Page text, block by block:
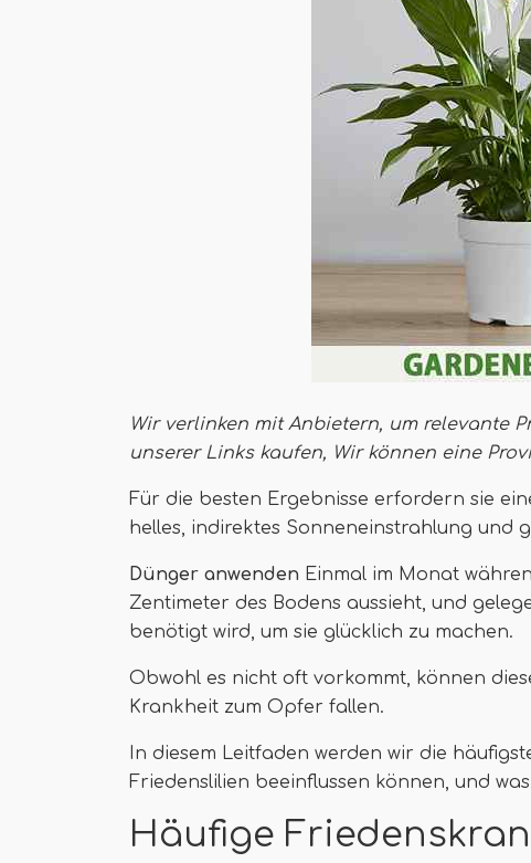
Wir verlinken mit Anbietern, um relevante
unserer Links kaufen, Wir können eine
Für die besten Ergebnisse erfordern sie
helles, indirektes Sonneneinstrahlung und
Dünger anwenden Einmal im Monat
Zentimeter des Bodens aussieht, und
benötigt wird, um sie glücklich zu machen.
Obwohl es nicht oft vorkommt, können
Krankheit zum Opfer fallen.
In diesem Leitfaden werden wir die
Friedenslilien beeinflussen können, und
Häufige